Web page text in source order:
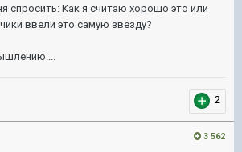
спросить: Как я считаю хорошо это или
ввели это самую звезду?
2
3 562